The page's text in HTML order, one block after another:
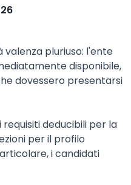
pluriuso: l'ente
disponibile,
dovessero presentarsi
deducibili per la
per il profilo
i candidati